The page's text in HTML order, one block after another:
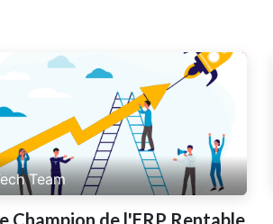
Team
Champion de l'ERP Rentable